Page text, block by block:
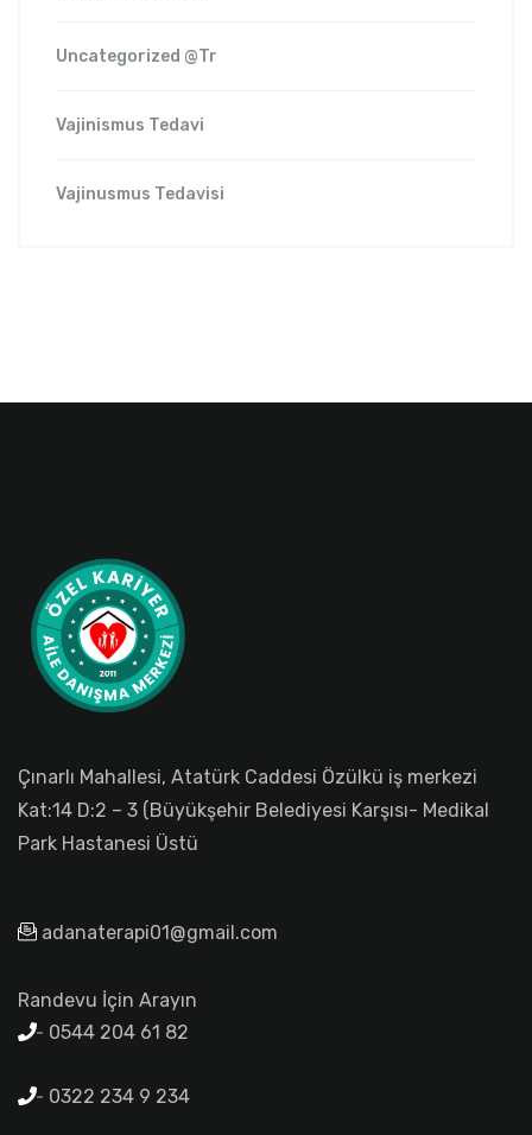
Uncategorized @tr
Vajinismus Tedavi
Vajinusmus Tedavisi
Çınarlı Mahallesi, Atatürk Caddesi Özülkü iş merkezi
Kat:14 D:2 – 3 (Büyükşehir Belediyesi Karşısı- Medikal
Park Hastanesi Üstü
adanaterapi01@gmail.com
Randevu İçin Arayın
0544 204 61 82
0322 234 9 234